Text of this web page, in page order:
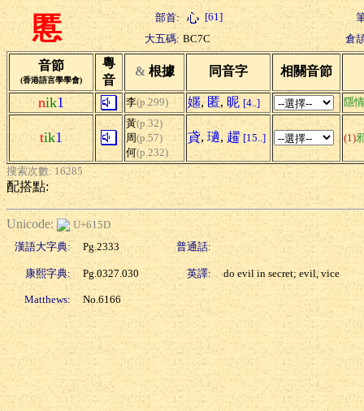
慝 部首: [61]
大五碼: BC7C 倉
音節
(香港語言學學會)
粵
音
& 根據 同音字 相關音節
nik1 李(p.299) 嫟, 匿, 昵 [4..] 隱
tik1
黃(p.32)
周(p.57)
何(p.232)
貣, 瓋, 趯 [15..] (1)
搜索次數: 16285
配搭點:
Unicode:
U+615D
漢語大字典:
Pg.2333 普通話:
康熙字典: Pg.0327.030 英譯: do evil in secret; evil, vice
Matthews: No.6166